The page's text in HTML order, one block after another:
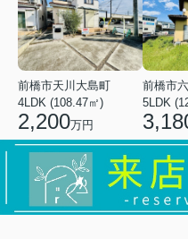
前橋市天川大島町
4LDK (108.47㎡)
2,200万円
前橋市
5LDK